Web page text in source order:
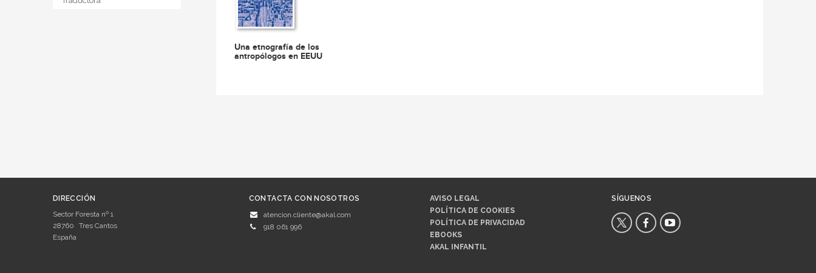
Una etnografía de los
antropólogos en EEUU
DIRECCIÓN
Sector Foresta nº 1
28760
Tres Cantos
España
CONTACTA CON NOSOTROS
atencion.cliente@akal.com
918 061 996
AVISO LEGAL
POLÍTICA DE COOKIES
POLÍTICA DE PRIVACIDAD
EBOOKS
AKAL INFANTIL
SÍGUENOS